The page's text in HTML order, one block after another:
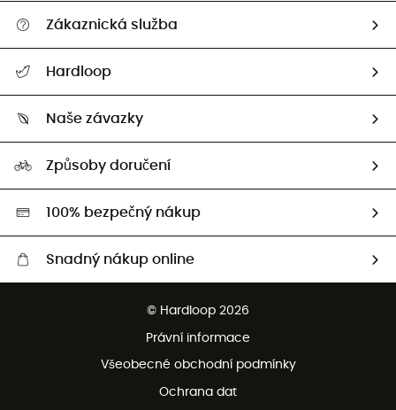
Zákaznická služba
Vrácení zboží a peněz
Hardloop
Naši Ambasadoři
Naše závazky
HardGreen
Způsoby doručení
100% bezpečný nákup
Snadný nákup online
Bezplatná zákaznická služba
© Hardloop 2026
Právní informace
Všeobecné obchodní podmínky
Ochrana dat